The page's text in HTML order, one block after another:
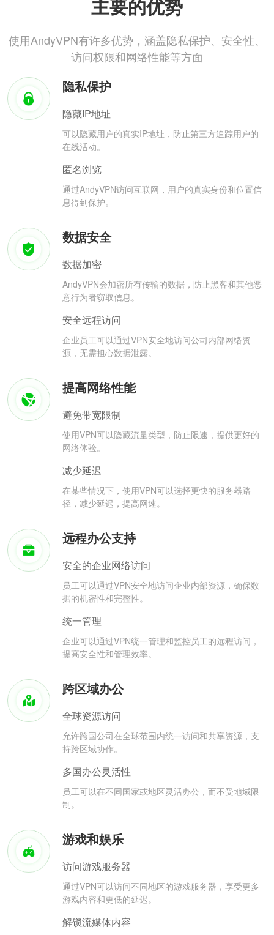
主要的优势
使用AndyVPN有许多优势，涵盖隐私保护、安全性、
访问权限和网络性能等方面
隐私保护
隐藏IP地址
可以隐藏用户的真实IP地址，防止第三方追踪用户的
在线活动。
匿名浏览
通过AndyVPN访问互联网，用户的真实身份和位置信
息得到保护。
数据安全
数据加密
AndyVPN会加密所有传输的数据，防止黑客和其他恶
意行为者窃取信息。
安全远程访问
企业员工可以通过VPN安全地访问公司内部网络资
源，无需担心数据泄露。
提高网络性能
避免带宽限制
使用VPN可以隐藏流量类型，防止限速，提供更好的
网络体验。
减少延迟
在某些情况下，使用VPN可以选择更快的服务器路
径，减少延迟，提高网速。
远程办公支持
安全的企业网络访问
员工可以通过VPN安全地访问企业内部资源，确保数
据的机密性和完整性。
统一管理
企业可以通过VPN统一管理和监控员工的远程访问，
提高安全性和管理效率。
跨区域办公
全球资源访问
允许跨国公司在全球范围内统一访问和共享资源，支
持跨区域协作。
多国办公灵活性
员工可以在不同国家或地区灵活办公，而不受地域限
制。
游戏和娱乐
访问游戏服务器
通过VPN可以访问不同地区的游戏服务器，享受更多
游戏内容和更低的延迟。
解锁流媒体内容